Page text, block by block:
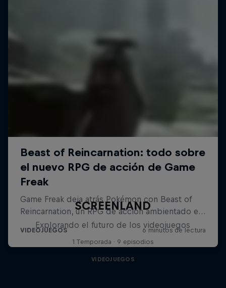
SCREENLAND
Explorando el futuro de los videojuegos
1 Temporada · 9 episodios
VIDEOJUEGOS